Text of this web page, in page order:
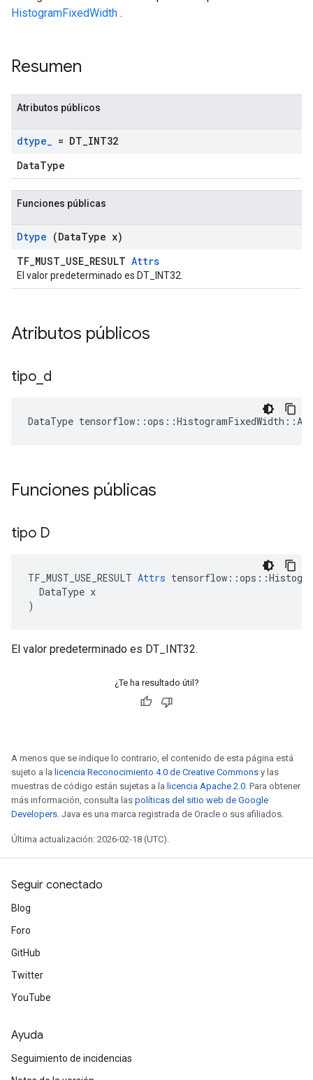
HistogramFixedWidth .
Resumen
Atributos públicos
dtype_ = DT INT32
DataType
Funciones públicas
Dtype (DataType x)
TF_MUST_USE_RESULT Attrs
El valor predeterminado es DT_INT32.
Atributos públicos
tipo d
DataType tensorflow ::ops ::HistogramFixedWidth ::
Funciones públicas
tipo D
TF_MUST_USE_RESULT Attrs tensorflow ::ops ::
DataType x
)
El valor predeterminado es DT_INT32.
¿Te ha resultado útil?
A menos que se indique lo contrario, el contenido de esta página está
sujeto a la licencia Reconocimiento 4.0 de Creative Commons y las
muestras de código están sujetas a la licencia Apache 2.0. Para obtener
más información, consulta las políticas del sitio web de Google
Developers. Java es una marca registrada de Oracle o sus afiliados.
Última actualización: 2026-02-18 (UTC).
Seguir conectado
Blog
Foro
GitHub
Twitter
YouTube
Ayuda
Seguimiento de incidencias